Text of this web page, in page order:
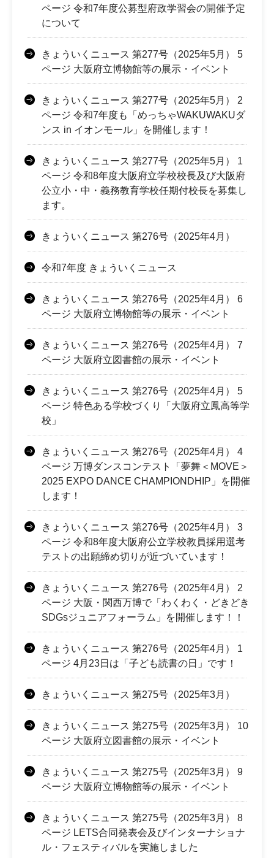
ページ 令和7年度公募型府政学習会の開催予定
について
きょういくニュース 第277号（2025年5月） 5
ページ 大阪府立博物館等の展示・イベント
きょういくニュース 第277号（2025年5月） 2
ページ 令和7年度も「めっちゃWAKUWAKUダ
ンス in イオンモール」を開催します！
きょういくニュース 第277号（2025年5月） 1
ページ 令和8年度大阪府立学校校長及び大阪府
公立小・中・義務教育学校任期付校長を募集し
ます。
きょういくニュース 第276号（2025年4月）
令和7年度 きょういくニュース
きょういくニュース 第276号（2025年4月） 6
ページ 大阪府立博物館等の展示・イベント
きょういくニュース 第276号（2025年4月） 7
ページ 大阪府立図書館の展示・イベント
きょういくニュース 第276号（2025年4月） 5
ページ 特色ある学校づくり「大阪府立鳳高等学
校」
きょういくニュース 第276号（2025年4月） 4
ページ 万博ダンスコンテスト「夢舞＜MOVE＞
2025 EXPO DANCE CHAMPIONDHIP」を開催
します！
きょういくニュース 第276号（2025年4月） 3
ページ 令和8年度大阪府公立学校教員採用選考
テストの出願締め切りが近づいています！
きょういくニュース 第276号（2025年4月） 2
ページ 大阪・関西万博で「わくわく・どきどき
SDGsジュニアフォーラム」を開催します！！
きょういくニュース 第276号（2025年4月） 1
ページ 4月23日は「子ども読書の日」です！
きょういくニュース 第275号（2025年3月）
きょういくニュース 第275号（2025年3月） 10
ページ 大阪府立図書館の展示・イベント
きょういくニュース 第275号（2025年3月） 9
ページ 大阪府立博物館等の展示・イベント
きょういくニュース 第275号（2025年3月） 8
ページ LETS合同発表会及びインターナショナ
ル・フェスティバルを実施しました